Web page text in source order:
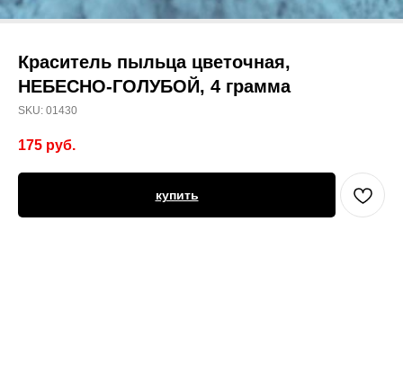
Краситель пыльца цветочная,
НЕБЕСНО-ГОЛУБОЙ, 4 грамма
SKU: 01430
175 руб.
купить